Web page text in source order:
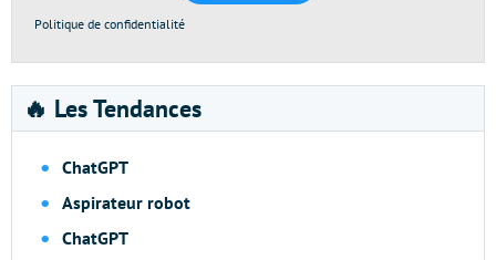
Politique de confidentialité
🔥 Les Tendances
ChatGPT
Aspirateur robot
ChatGPT